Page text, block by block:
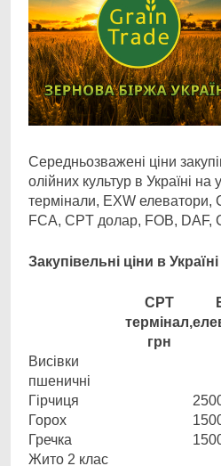
Середньозважені ціни
олійних культур в Україні
термінали, EXW елеватори,
FCA, CPT долар, FOB, DAF,
Закупівельні ціни в Україні
CPT
термінал,
грн
Висівки
пшеничні
Гірчиця
Горох
Гречка
Жито 2 клас